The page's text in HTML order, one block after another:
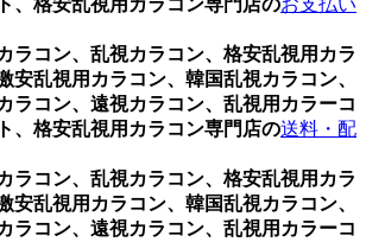
、格安乱視用カラコン専門店のお支払い
ラコン、乱視カラコン、格安乱視用カラ
安乱視用カラコン、韓国乱視カラコン、
ラコン、遠視カラコン、乱視用カラーコ
、格安乱視用カラコン専門店の送料・配
ラコン、乱視カラコン、格安乱視用カラ
安乱視用カラコン、韓国乱視カラコン、
ラコン、遠視カラコン、乱視用カラーコ